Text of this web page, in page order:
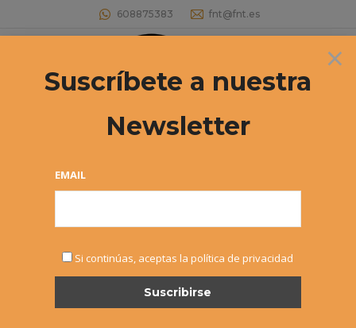
608875383 fnt@fnt.es
Buscar:
Archivos por año:2016
×
Suscríbete a nuestra
Newsletter
EMAIL
Si continúas, aceptas la política de privacidad